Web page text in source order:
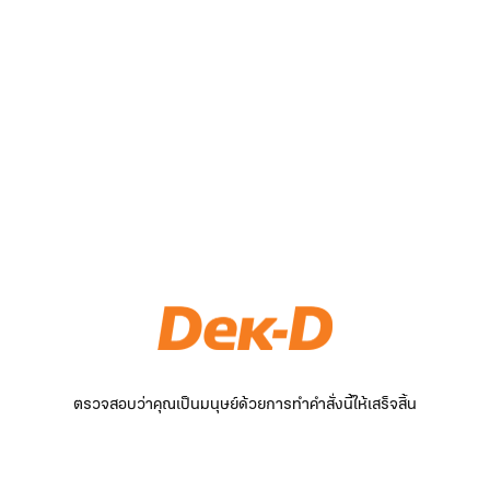
ตรวจสอบว่าคุณเป็นมนุษย์ด้วยการทำคำสั่งนี้ให้เสร็จสิ้น